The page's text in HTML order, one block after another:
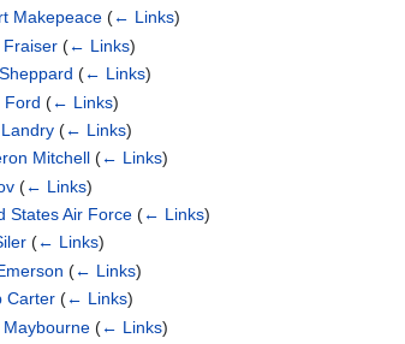
Makepeace (← Links)
Fraiser (← Links)
(← Links)
Ford (← Links)
(← Links)
Mitchell (← Links)
(← Links)
States Air Force (← Links)
(← Links)
(← Links)
Carter (← Links)
Maybourne (← Links)